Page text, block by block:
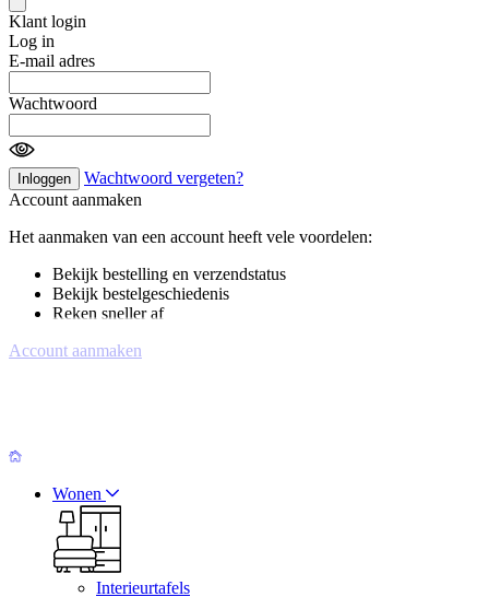
Klant login
Log in
E-mail adres
Wachtwoord
Inloggen
Wachtwoord vergeten?
Account aanmaken
Het aanmaken van een account heeft vele voordelen:
Bekijk bestelling en verzendstatus
Bekijk bestelgeschiedenis
Reken sneller af
Account aanmaken
Wonen
Interieurtafels